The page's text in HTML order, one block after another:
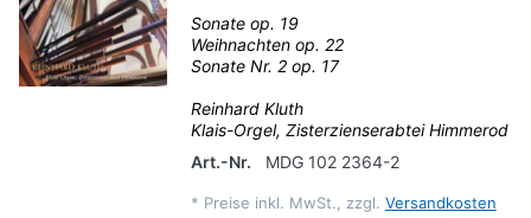
Sonate op. 19
Weihnachten op. 22
Sonate Nr. 2 op. 17
Reinhard Kluth
Klais-Orgel, Zisterzienserabtei Himmerod
Art.-Nr.
MDG 102 2364-2
* Preise inkl. MwSt., zzgl. Versandkosten